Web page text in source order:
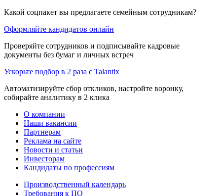
Какой соцпакет вы предлагаете семейным сотрудникам?
Оформляйте кандидатов онлайн
Проверяйте сотрудников и подписывайте кадровые
документы без бумаг и личных встреч
Ускорьте подбор в 2 раза с Talantix
Автоматизируйте сбор откликов, настройте воронку,
собирайте аналитику в 2 клика
О компании
Наши вакансии
Партнерам
Реклама на сайте
Новости и статьи
Инвесторам
Кандидаты по профессиям
Производственный календарь
Требования к ПО